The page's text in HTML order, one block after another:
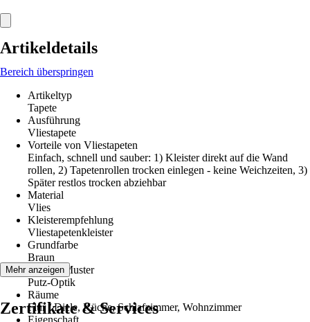
Artikeldetails
Bereich überspringen
Artikeltyp
Tapete
Ausführung
Vliestapete
Vorteile von Vliestapeten
Einfach, schnell und sauber: 1) Kleister direkt auf die Wand
rollen, 2) Tapetenrollen trocken einlegen - keine Weichzeiten, 3)
Später restlos trocken abziehbar
Material
Vlies
Kleisterempfehlung
Vliestapetenkleister
Grundfarbe
Braun
Dekor / Muster
Putz-Optik
Räume
Flur / Diele, Küche, Schlafzimmer, Wohnzimmer
Eigenschaft
Mehr anzeigen
Zertifikate & Services